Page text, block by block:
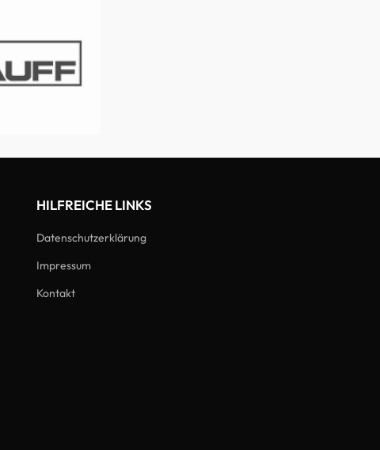
HILFREICHE LINKS
Datenschutzerklärung
Impressum
Kontakt